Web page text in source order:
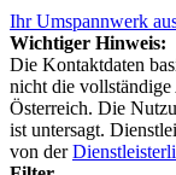
Ihr Umspannwerk
Wichtiger Hinweis:
Die Kontaktdaten
nicht die
Österreich. Die
ist untersagt.
von der